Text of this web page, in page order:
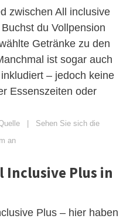
zwischen All inclusive
du Vollpension
Getränke zu den
ist sogar auch
– jedoch keine
Essenszeiten oder
Sehen Sie sich die
an
Inclusive Plus in
Plus – hier haben